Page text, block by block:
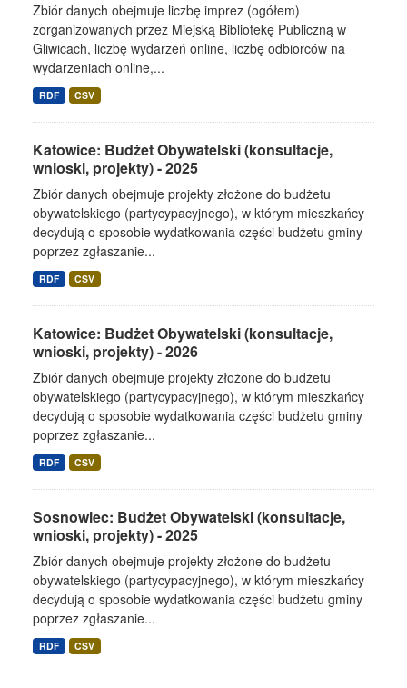
Zbiór danych obejmuje liczbę imprez (ogółem)
zorganizowanych przez Miejską Bibliotekę Publiczną w
Gliwicach, liczbę wydarzeń online, liczbę odbiorców na
wydarzeniach online,...
RDF CSV
Katowice: Budżet Obywatelski (konsultacje,
wnioski, projekty) - 2025
Zbiór danych obejmuje projekty złożone do budżetu
obywatelskiego (partycypacyjnego), w którym mieszkańcy
decydują o sposobie wydatkowania części budżetu gminy
poprzez zgłaszanie...
RDF CSV
Katowice: Budżet Obywatelski (konsultacje,
wnioski, projekty) - 2026
Zbiór danych obejmuje projekty złożone do budżetu
obywatelskiego (partycypacyjnego), w którym mieszkańcy
decydują o sposobie wydatkowania części budżetu gminy
poprzez zgłaszanie...
RDF CSV
Sosnowiec: Budżet Obywatelski (konsultacje,
wnioski, projekty) - 2025
Zbiór danych obejmuje projekty złożone do budżetu
obywatelskiego (partycypacyjnego), w którym mieszkańcy
decydują o sposobie wydatkowania części budżetu gminy
poprzez zgłaszanie...
RDF CSV